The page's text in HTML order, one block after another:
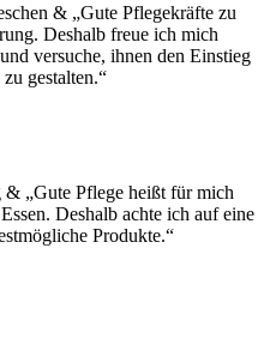
& „Gute Pflegekräfte zu
Deshalb freue ich mich
versuche, ihnen den Einstieg
gestalten.“
„Gute Pflege heißt für mich
Deshalb achte ich auf eine
Produkte.“